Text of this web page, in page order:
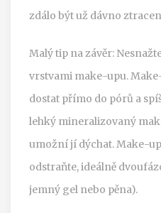
zdálo být už dávno
Malý tip na závěr:
vrstvami make-upu.
dostat přímo do pórů a
lehký mineralizovaný
umožní jí dýchat. Make-
odstraňte, ideálně
jemný gel nebo pěna).